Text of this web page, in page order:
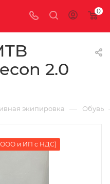
0
2.0
экипировка — Обувь
ООО и ИП с НДС)